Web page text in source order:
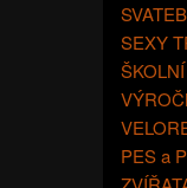
SEXY
PES a